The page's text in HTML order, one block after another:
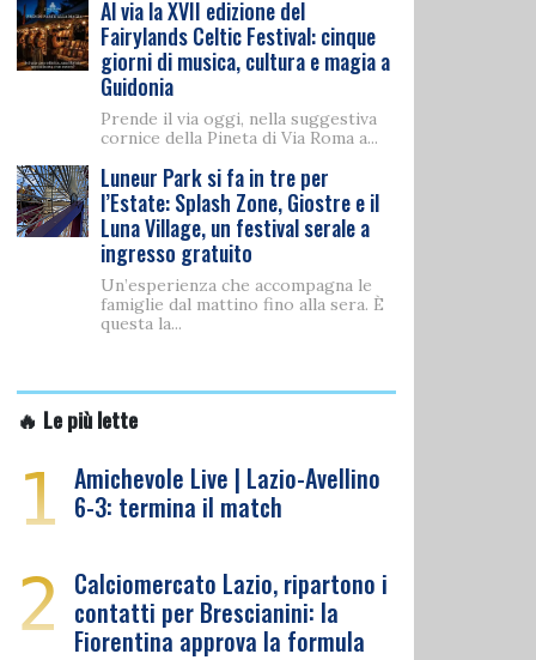
Al via la XVII edizione del
Fairylands Celtic Festival: cinque
giorni di musica, cultura e magia a
Guidonia
Prende il via oggi, nella suggestiva
cornice della Pineta di Via Roma a...
Luneur Park si fa in tre per
l’Estate: Splash Zone, Giostre e il
Luna Village, un festival serale a
ingresso gratuito
Un’esperienza che accompagna le
famiglie dal mattino fino alla sera. È
questa la...
🔥 Le più lette
1 Amichevole Live | Lazio-Avellino
6-3: termina il match
2 Calciomercato Lazio, ripartono i
contatti per Brescianini: la
Fiorentina approva la formula